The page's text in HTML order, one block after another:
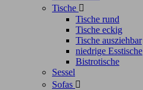
Tische 
Tische rund
Tische eckig
Tische ausziehbar
niedrige Esstische
Bistrotische
Sessel
Sofas 